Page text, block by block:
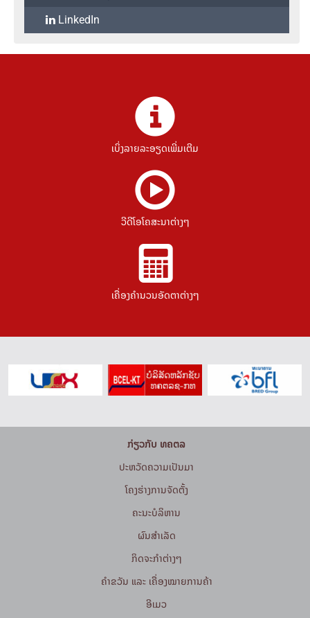
LinkedIn
ເບິ່ງລາຍລະອຽດເພີ່ມເຕີມ
ວີດີໂອໂຄສະນາຕ່າງໆ
ເຄື່ອງຄຳນວນອັດຕາຕ່າງໆ
ກ່ຽວກັບ ທຄຕລ
ປະຫວັດຄວາມເປັນມາ
ໂຄງຮ່າງການຈັດຕັ້ງ
ຄະນະບໍລິຫານ
ຜົນສຳເລັດ
ກິດຈະກໍາຕ່າງໆ
ຄຳຂວັນ ແລະ ເຄື່ອງໝາຍການຄ້າ
ອີເມວ